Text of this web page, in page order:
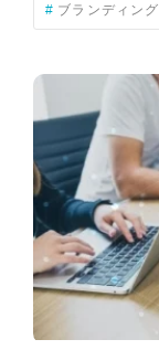
ブランディング